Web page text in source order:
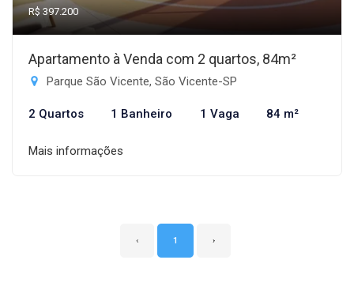
R$ 397.200
Apartamento à Venda com 2 quartos, 84m²
Parque São Vicente, São Vicente-SP
2 Quartos 1 Banheiro 1 Vaga 84 m²
Mais informações
‹ 1 ›